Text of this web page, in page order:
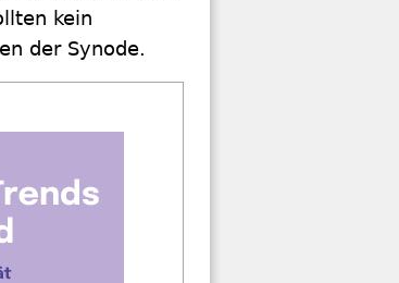
kein
der Synode.